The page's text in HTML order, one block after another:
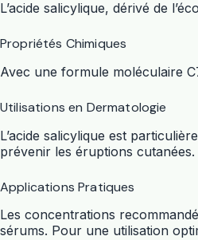
L’acide salicylique, dérivé de
Propriétés Chimiques
Avec une formule moléculaire
Utilisations en Dermatologie
L’acide salicylique est
prévenir les éruptions cutanées.
Applications Pratiques
Les concentrations
sérums. Pour une utilisation